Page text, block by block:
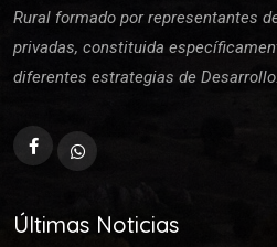
Rural formado por representantes
privadas, constituida
diferentes estrategias de Desarrollo.
Últimas Noticias